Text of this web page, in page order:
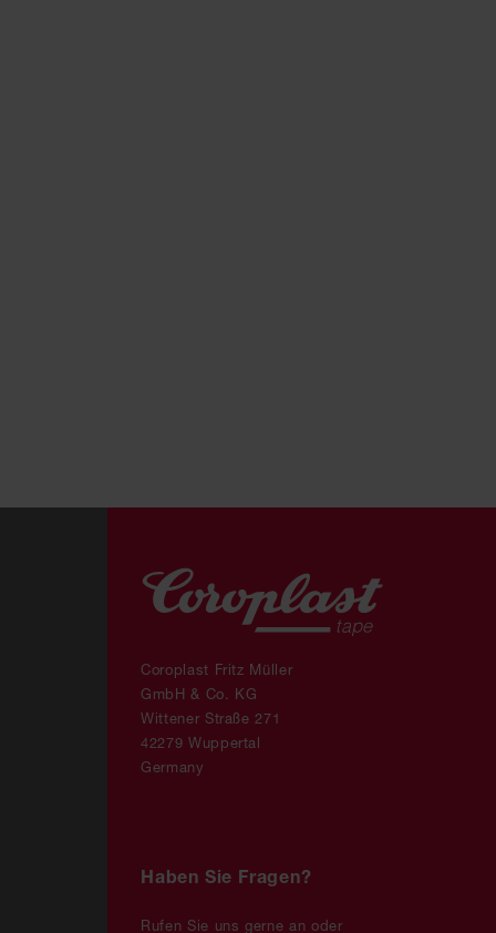
Coroplast Fritz Müller
GmbH & Co. KG
Wittener Straße 271
42279 Wuppertal
Germany
Haben Sie Fragen?
Rufen Sie uns gerne an oder